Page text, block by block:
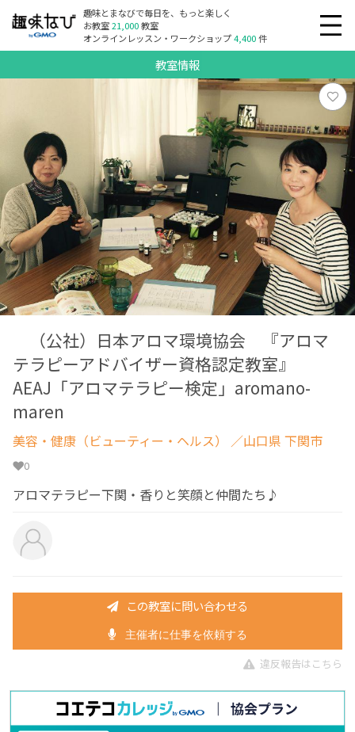
趣味とまなびで毎日を、もっと楽しく
お教室21,000教室
オンラインレッスン・ワークショップ4,400件
教室情報
（公社）日本アロマ環境協会 『アロマ
テラピーアドバイザー資格認定教室』
AEAJ「アロマテラピー検定」aromano-
maren
美容・健康（ビューティー・ヘルス） ／山口県 下関市
0
アロマテラピー下関・香りと笑顔と仲間たち♪
この教室に問い合わせる
主催者に仕事を依頼する
違反報告はこちら